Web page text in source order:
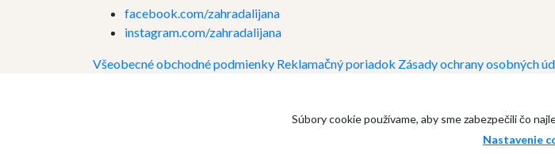
facebook.com/zahradalijana
instagram.com/zahradalijana
Všeobecné obchodné podmienky Reklamačný poriadok Zásady ochrany osobných
Súbory cookie používame, aby sme zabezpečili čo
Nastavenie